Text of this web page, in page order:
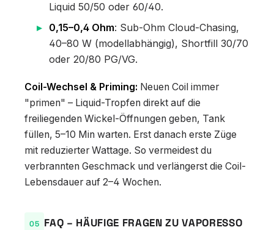
Liquid 50/50 oder 60/40.
0,15–0,4 Ohm: Sub-Ohm Cloud-Chasing,
40–80 W (modellabhängig), Shortfill 30/70
oder 20/80 PG/VG.
Coil-Wechsel & Priming: Neuen Coil immer
"primen" – Liquid-Tropfen direkt auf die
freiliegenden Wickel-Öffnungen geben, Tank
füllen, 5–10 Min warten. Erst danach erste Züge
mit reduzierter Wattage. So vermeidest du
verbrannten Geschmack und verlängerst die Coil-
Lebensdauer auf 2–4 Wochen.
FAQ – HÄUFIGE FRAGEN ZU VAPORESSO